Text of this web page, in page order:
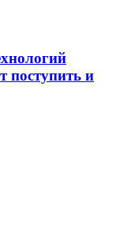
поступить и